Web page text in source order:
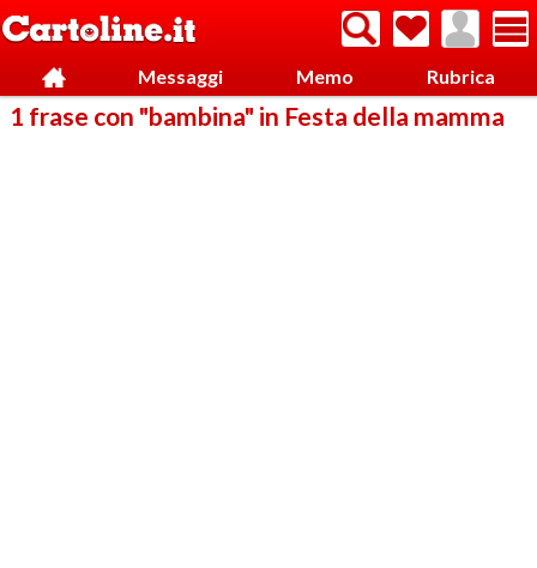
Messaggi Memo Rubrica
1 frase con "bambina" in Festa della mamma